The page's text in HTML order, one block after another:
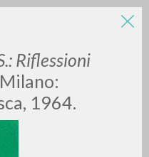
Riflessioni
1964.